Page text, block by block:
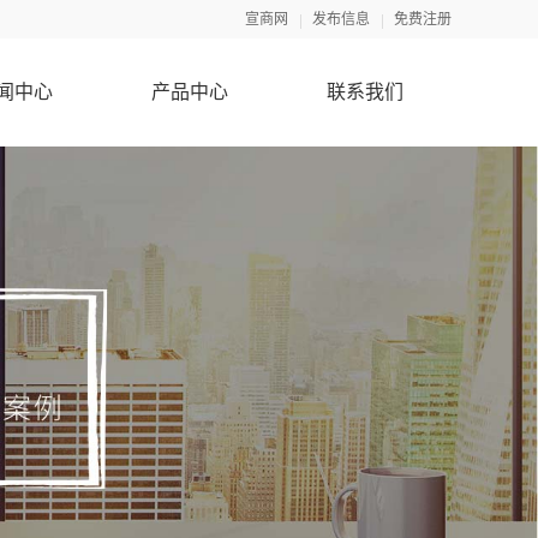
宣商网 发布信息 免费注册
中心 产品中心 联系我们